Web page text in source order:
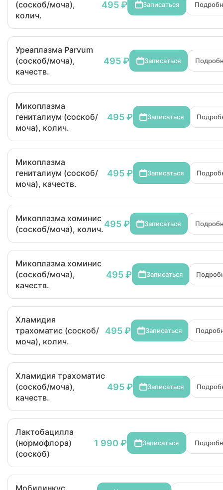
(соскоб/моча),
колич.
495 ₽ Записаться
Уреаплазма Parvum
(соскоб/моча),
качеств.
495 ₽ Записаться
Микоплазма
гениталиум (соскоб/
моча), колич.
495 ₽ Записаться
Микоплазма
гениталиум (соскоб/
моча), качеств.
495 ₽ Записаться
Микоплазма хоминис
(соскоб/моча), колич.
495 ₽ Записаться
Микоплазма хоминис
(соскоб/моча),
качеств.
495 ₽ Записаться
Хламидия
трахоматис (соскоб/
моча), колич.
495 ₽ Записаться
Хламидия трахоматис
(соскоб/моча),
качеств.
495 ₽ Записаться
Лактобацилла
(нормофлора)
(соскоб)
1 990 ₽ Записаться
Мобилинкус